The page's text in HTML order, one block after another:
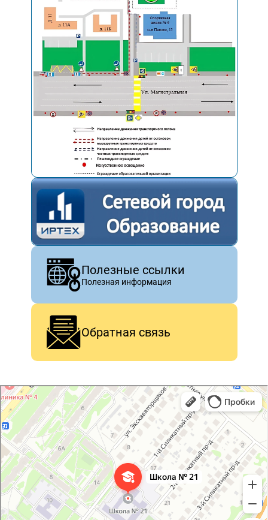
Полезные ссылки
Полезная информация
Обратная связь
Средняя общеобразовательная школа № 21
Общеобразовательная школа в Костроме